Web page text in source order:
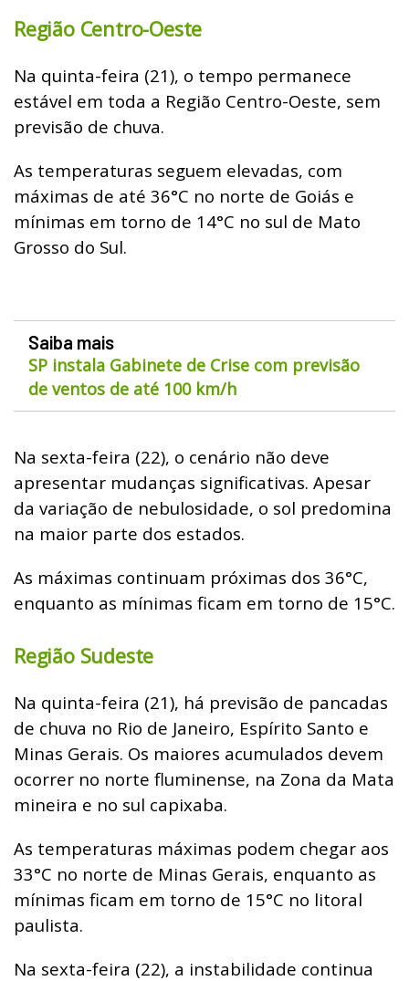
Região Centro-Oeste
Na quinta-feira (21), o tempo permanece
estável em toda a Região Centro-Oeste, sem
previsão de chuva.
As temperaturas seguem elevadas, com
máximas de até 36°C no norte de Goiás e
mínimas em torno de 14°C no sul de Mato
Grosso do Sul.
Saiba mais
SP instala Gabinete de Crise com previsão
de ventos de até 100 km/h
Na sexta-feira (22), o cenário não deve
apresentar mudanças significativas. Apesar
da variação de nebulosidade, o sol predomina
na maior parte dos estados.
As máximas continuam próximas dos 36°C,
enquanto as mínimas ficam em torno de 15°C.
Região Sudeste
Na quinta-feira (21), há previsão de pancadas
de chuva no Rio de Janeiro, Espírito Santo e
Minas Gerais. Os maiores acumulados devem
ocorrer no norte fluminense, na Zona da Mata
mineira e no sul capixaba.
As temperaturas máximas podem chegar aos
33°C no norte de Minas Gerais, enquanto as
mínimas ficam em torno de 15°C no litoral
paulista.
Na sexta-feira (22), a instabilidade continua